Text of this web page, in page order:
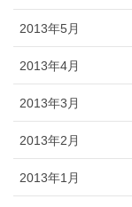
2013年5月
2013年4月
2013年3月
2013年2月
2013年1月